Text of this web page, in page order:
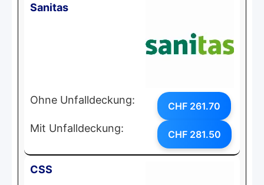
Sanitas
Ohne Unfalldeckung: CHF 261.70
Mit Unfalldeckung: CHF 281.50
CSS